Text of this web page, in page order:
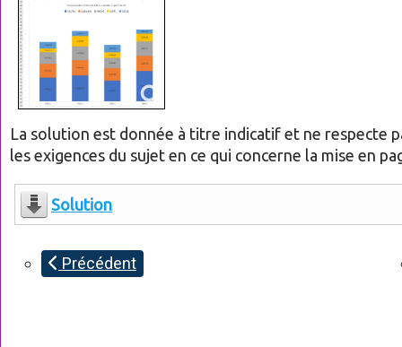
La solution est donnée à titre indicatif et ne respecte
les exigences du sujet en ce qui concerne la mise en
Solution
Précédent